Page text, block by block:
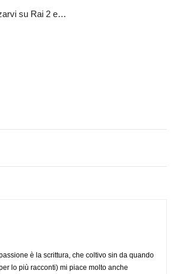
su Rai 2 e…
è la scrittura, che coltivo sin da quando
lo più racconti) mi piace molto anche